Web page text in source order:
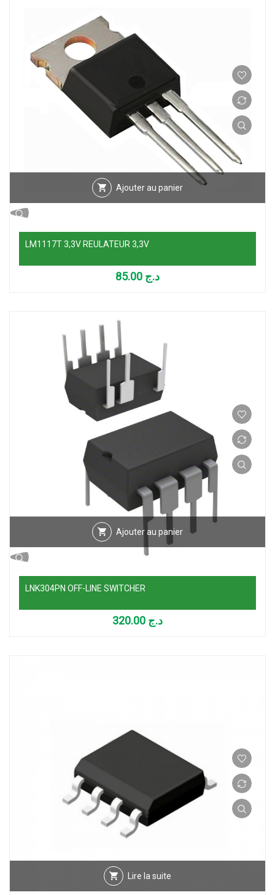
Ajouter au panier
LM1117T 3,3V REULATEUR 3,3V
د.ج
Ajouter au panier
LNK304PN OFF-LINE SWITCHER
د.ج
Lire la suite